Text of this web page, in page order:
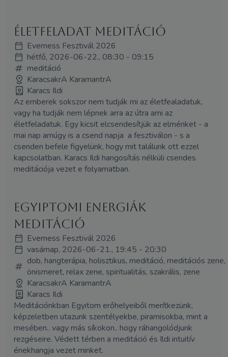
Életfeladat meditáció
Everness Fesztivál 2026
hétfő, 2026-06-22., 08:30 - 09:15
meditáció
KaracsakrA KaramantrA
Karacs Ildi
Az emberek sokszor nem tudják mi az életfealadatuk,
vagy ha tudják nem lépnek arra az útra ami az
életfeladatuk. Egy kicsit elcsendesítjük az elménket - a
mai nap amúgy is a csend napja a fesztiválon - s a
csenden befele figyelünk, hogy mit találunk ott ezzel
kapcsolatban. Karacs Ildi hangosítás nélküli csendes
meditációja vezet e folyamatban.
Egyiptomi energiák
meditáció
Everness Fesztivál 2026
vasárnap, 2026-06-21., 19:45 - 20:30
dob, hangterápia, holisztikus, meditáció, meditációs zene,
önismeret, relax zene, spiritualitás, szakrális, zene
KaracsakrA KaramantrA
Karacs Ildi
Meditációnkban Egyitom erőhelyeiből merítkezünk,
képzeletben utazunk szentélyekbe, piramisokba, mint a
mesében.. vagy más síkokon.. hogy ráhangolódjunk
rezgéseire. Védett térben a meditáció és Ildi intuitív
énekhangja vezet minket.